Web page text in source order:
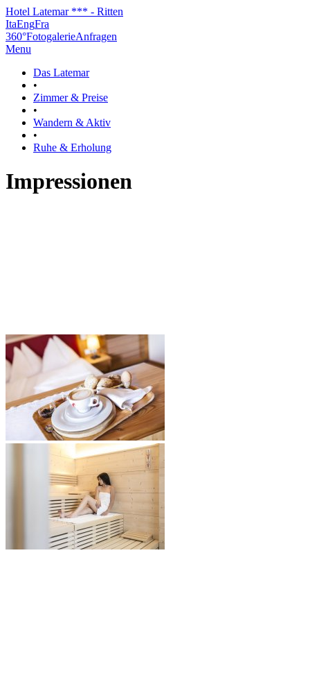
Hotel Latemar *** - Ritten
ItaEngFra
360°FotogalerieAnfragen
Menu
Das Latemar
•
Zimmer & Preise
•
Wandern & Aktiv
•
Ruhe & Erholung
Impressionen